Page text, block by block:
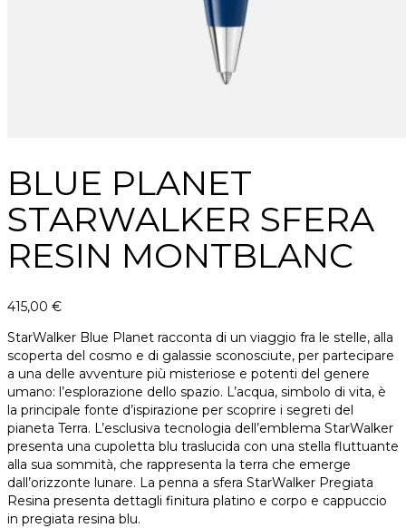
BLUE PLANET
STARWALKER SFERA
RESIN MONTBLANC
415,00 €
StarWalker Blue Planet racconta di un viaggio fra le stelle, alla
scoperta del cosmo e di galassie sconosciute, per partecipare
a una delle avventure più misteriose e potenti del genere
umano: l’esplorazione dello spazio. L’acqua, simbolo di vita, è
la principale fonte d’ispirazione per scoprire i segreti del
pianeta Terra. L’esclusiva tecnologia dell’emblema StarWalker
presenta una cupoletta blu traslucida con una stella fluttuante
alla sua sommità, che rappresenta la terra che emerge
dall’orizzonte lunare. La penna a sfera StarWalker Pregiata
Resina presenta dettagli finitura platino e corpo e cappuccio
in pregiata resina blu.